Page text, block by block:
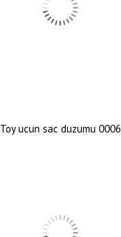
Toy ucun sac duzumu 0006